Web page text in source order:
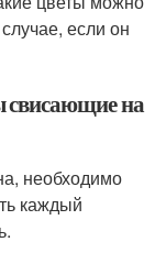
если он
свисающие на
необходимо
каждый